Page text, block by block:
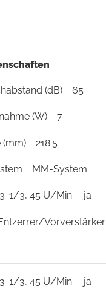
(dB) 65
(W) 7
(mm) 218.5
MM-System
1/3, 45 U/Min. ja
Vorverstärker
1/3, 45 U/Min. ja